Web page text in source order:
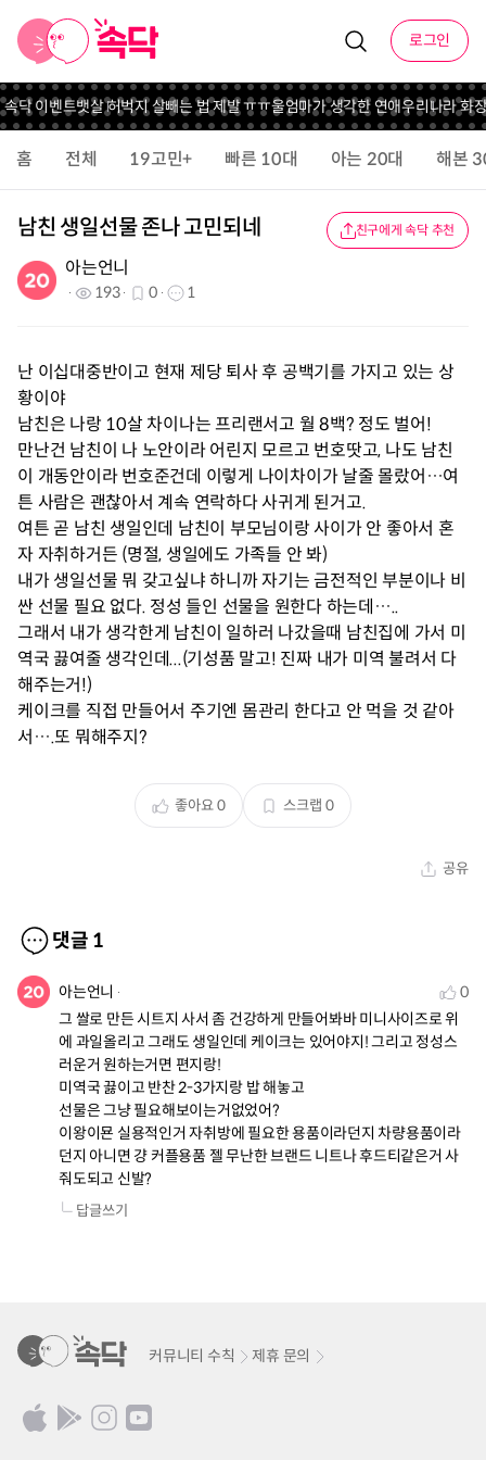
로그인
닥 이벤트뱃살 허벅지 살빼는 법 제발 ㅠㅠ울엄마가 생각한 연애우리나라 화
홈 전체 19고민+ 빠른 10대 아는 20대 해본
남친 생일선물 존나 고민되네 친구에게 속닥 추천
아는언니
193 0 1
난 이십대중반이고 현재 제당 퇴사 후 공백기를 가지고 있는 상
황이야
남친은 나랑 10살 차이나는 프리랜서고 월 8백? 정도 벌어!
만난건 남친이 나 노안이라 어린지 모르고 번호땃고, 나도 남친
이 개동안이라 번호준건데 이렇게 나이차이가 날줄 몰랐어…여
튼 사람은 괜찮아서 계속 연락하다 사귀게 된거고.
여튼 곧 남친 생일인데 남친이 부모님이랑 사이가 안 좋아서 혼
자 자취하거든 (명절, 생일에도 가족들 안 봐)
내가 생일선물 뭐 갖고싶냐 하니까 자기는 금전적인 부분이나 비
싼 선물 필요 없다. 정성 들인 선물을 원한다 하는데…..
그래서 내가 생각한게 남친이 일하러 나갔을때 남친집에 가서 미
역국 끓여줄 생각인데...(기성품 말고! 진짜 내가 미역 불려서 다
해주는거!)
케이크를 직접 만들어서 주기엔 몸관리 한다고 안 먹을 것 같아
서….또 뭐해주지?
좋아요0 스크랩 0
공유
댓글 1
아는언니
0
그 쌀로 만든 시트지 사서 좀 건강하게 만들어봐바 미니사이즈로 위
에 과일올리고 그래도 생일인데 케이크는 있어야지! 그리고 정성스
러운거 원하는거면 편지랑!
미역국 끓이고 반찬 2-3가지랑 밥 해놓고
선물은 그냥 필요해보이는거없었어?
이왕이묜 실용적인거 자취방에 필요한 용품이라던지 차량용품이라
던지 아니면 걍 커플용품 젤 무난한 브랜드 니트나 후드티같은거 사
줘도되고 신발?
답글쓰기
커뮤니티 수칙 제휴 문의